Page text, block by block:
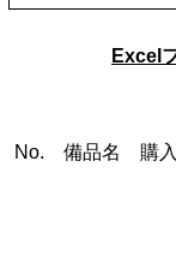
Excel
No. 備品名 購